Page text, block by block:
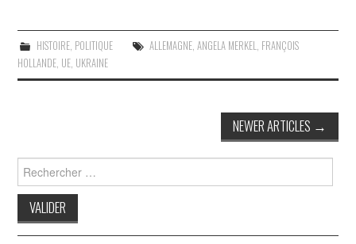
HISTOIRE, POLITIQUE ALLEMAGNE, ANGELA MERKEL FRANÇOIS
HOLLANDE UE UKRAINE
NEWER ARTICLES →
for: